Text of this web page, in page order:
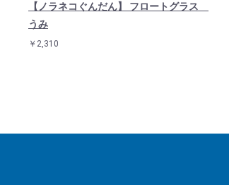
【ノラネコぐんだん】 フロートグラス
うみ
￥2,310